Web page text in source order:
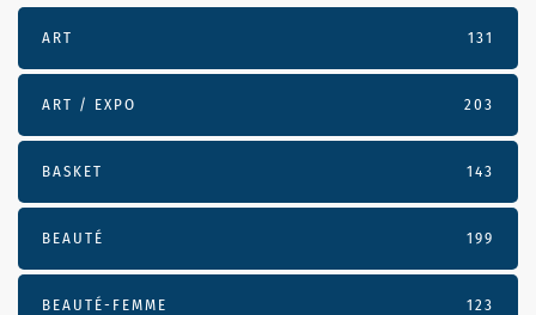
ART 131
ART / EXPO 203
BASKET 143
BEAUTÉ 199
BEAUTÉ-FEMME 123